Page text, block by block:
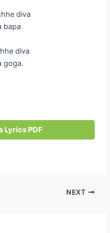
diva
bapa
diva
goga.
Lyrics PDF
NEXT